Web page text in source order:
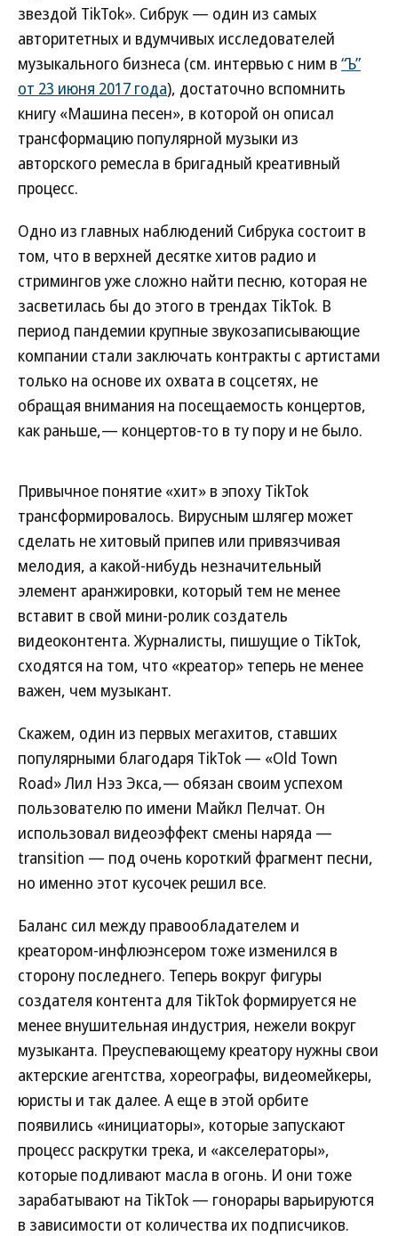
звездой TikTok». Сибрук — один из самых
авторитетных и вдумчивых исследователей
музыкального бизнеса (см. интервью с ним в “Ъ”
от 23 июня 2017 года), достаточно вспомнить
книгу «Машина песен», в которой он описал
трансформацию популярной музыки из
авторского ремесла в бригадный креативный
процесс.
Одно из главных наблюдений Сибрука состоит в
том, что в верхней десятке хитов радио и
стримингов уже сложно найти песню, которая не
засветилась бы до этого в трендах TikTok. В
период пандемии крупные звукозаписывающие
компании стали заключать контракты с артистами
только на основе их охвата в соцсетях, не
обращая внимания на посещаемость концертов,
как раньше,— концертов-то в ту пору и не было.
Привычное понятие «хит» в эпоху TikTok
трансформировалось. Вирусным шлягер может
сделать не хитовый припев или привязчивая
мелодия, а какой-нибудь незначительный
элемент аранжировки, который тем не менее
вставит в свой мини-ролик создатель
видеоконтента. Журналисты, пишущие о TikTok,
сходятся на том, что «креатор» теперь не менее
важен, чем музыкант.
Скажем, один из первых мегахитов, ставших
популярными благодаря TikTok — «Old Town
Road» Лил Нэз Экса,— обязан своим успехом
пользователю по имени Майкл Пелчат. Он
использовал видеоэффект смены наряда —
transition — под очень короткий фрагмент песни,
но именно этот кусочек решил все.
Баланс сил между правообладателем и
креатором-инфлюэнсером тоже изменился в
сторону последнего. Теперь вокруг фигуры
создателя контента для TikTok формируется не
менее внушительная индустрия, нежели вокруг
музыканта. Преуспевающему креатору нужны свои
актерские агентства, хореографы, видеомейкеры,
юристы и так далее. А еще в этой орбите
появились «инициаторы», которые запускают
процесс раскрутки трека, и «акселераторы»,
которые подливают масла в огонь. И они тоже
зарабатывают на TikTok — гонорары варьируются
в зависимости от количества их подписчиков.